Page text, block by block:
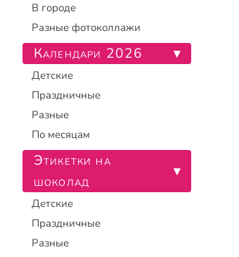
В городе
Разные фотоколлажи
Календари 2026 ▾
Детские
Праздничные
Разные
По месяцам
Этикетки на
шоколад
▾
Детские
Праздничные
Разные